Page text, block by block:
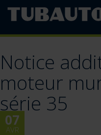
Notice
moteur
série 35
07
AVR